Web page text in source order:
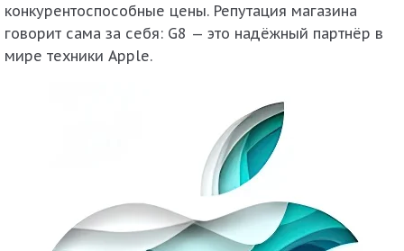
конкурентоспособные цены. Репутация магазина
говорит сама за себя: G8 — это надёжный партнёр в
мире техники Apple.